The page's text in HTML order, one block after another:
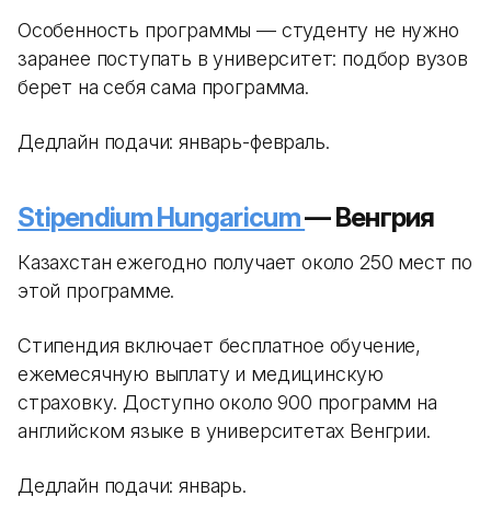
Особенность программы — студенту не нужно
заранее поступать в университет: подбор вузов
берет на себя сама программа.
Дедлайн подачи: январь-февраль.
Stipendium Hungaricum— Венгрия
Казахстан ежегодно получает около 250 мест по
этой программе.
Стипендия включает бесплатное обучение,
ежемесячную выплату и медицинскую
страховку. Доступно около 900 программ на
английском языке в университетах Венгрии.
Дедлайн подачи: январь.